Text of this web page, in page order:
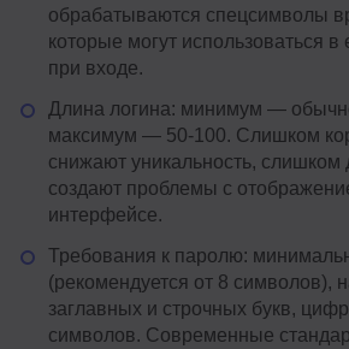
обрабатываются спецсимволы
которые могут использоваться в
при входе.
Длина логина: минимум —
максимум — 50-100. Слишком
снижают уникальность, слишком
создают проблемы с
интерфейсе.
Требования к паролю:
(рекомендуется от 8 символов),
заглавных и строчных букв,
символов. Современные